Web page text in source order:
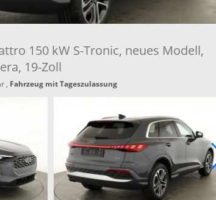
150 kW S-Tronic, neues Modell,
19-Zoll
, Fahrzeug mit Tageszulassung